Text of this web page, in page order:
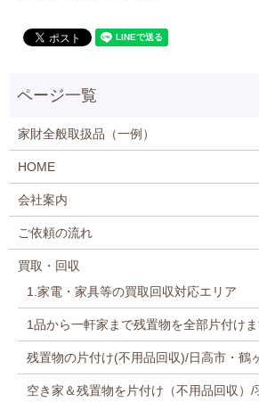
家財全般取扱品（一例）
HOME
会社案内
ご依頼の流れ
買取・回収
1.家電・家具等の買取回収対応エリア
1品から一軒家まで残置物を全部片付け
残置物の片付け(不用品回収)/日高市・鶴
空き家＆残置物を片付け（不用品回収）/